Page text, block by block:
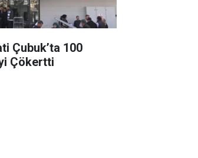
Çubuk’ta 100
Çökertti